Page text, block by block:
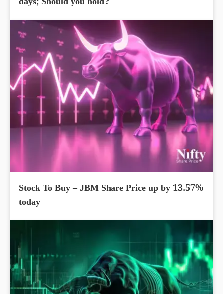
days; Should you hold?
Stock To Buy – JBM Share Price up by 13.57%
today